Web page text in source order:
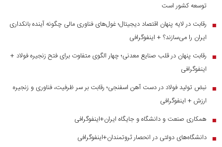
توسعه کشور است
■
رقابت در لایه پنهان اقتصاد دیجیتال؛ غول‌های فناوری مالی چگونه آینده بانکداری
ایران را می‌سازند؟ + اینفوگرافی
■
رقابت پنهان در قلب صنایع معدنی؛ چهار الگوی متفاوت برای فتح زنجیره فولاد +
اینفوگرافی
■
نبض تولید فولاد در دست آهن اسفنجی؛ رقابت بر سر ظرفیت، فناوری و زنجیره
ارزش + اینفوگرافی
■ همکاری صنعت و دانشگاه و جایگاه ایران+اینفوگرافی
■ دانشگاه‌های دولتی در انحصار ثروتمندان+اینفوگرافی